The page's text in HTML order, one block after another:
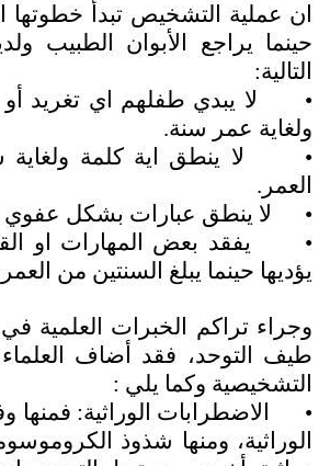
ان عملية التشخيص تبدأ خطوتها
حينما يراجع الأبوان الطبيب
التالية:
•
لا يبدي طفلهم اي تغريد أو
ولغاية عمر سنة.
•
لا ينطق اية كلمة
العمر.
•
لا ينطق عبارات بشكل عفوي
•
يفقد بعض المهارات او
يؤديها حينما يبلغ السنتين من
وجراء تراكم الخبرات
طيف التوحد، فقد أضاف
التشخيصية وكما يلي :
•
الاضطرابات الوراثية:
الوراثية، ومنها شذوذ